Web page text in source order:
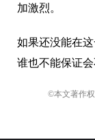
加激烈。
如果还没能在
谁也不能保证会
©本文著作权